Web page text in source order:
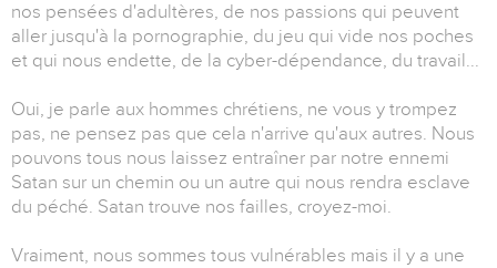
nos pensées d'adultères, de nos passions qui peuvent
aller jusqu'à la pornographie, du jeu qui vide nos poches
et qui nous endette, de la cyber-dépendance, du travail...
Oui, je parle aux hommes chrétiens, ne vous y trompez
pas, ne pensez pas que cela n'arrive qu'aux autres. Nous
pouvons tous nous laissez entraîner par notre ennemi
Satan sur un chemin ou un autre qui nous rendra esclave
du péché. Satan trouve nos failles, croyez-moi.
Vraiment, nous sommes tous vulnérables mais il y a une